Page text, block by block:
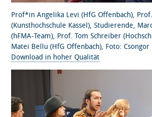
Prof*in Angelika Levi (HfG Offenbach),
(Kunsthochschule Kassel), Studierende,
(hFMA-Team), Prof. Tom Schreiber
Matei Bellu (HfG Offenbach), Foto:
Download in hoher Qualität